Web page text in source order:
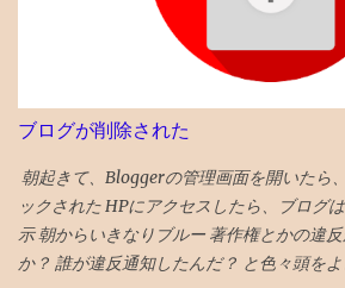
ブログが削除された
朝起きて、Bloggerの管理画面を開いたら
ックされた HPにアクセスしたら、ブログ
示 朝からいきなりブルー 著作権とかの違
か？ 誰が違反通知したんだ？ と色々頭を